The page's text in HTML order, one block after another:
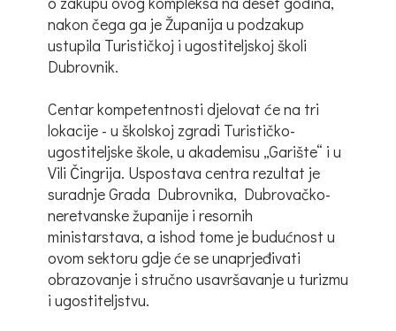
nakon čega ga je Županija u podzakup
ustupila Turističkoj i ugostiteljskoj školi
Dubrovnik.
Centar kompetentnosti djelovat će na tri
lokacije - u školskoj zgradi Turističko-
ugostiteljske škole, u akademisu „Garište“ i u
Vili Čingrija. Uspostava centra rezultat je
suradnje Grada Dubrovnika, Dubrovačko-
neretvanske županije i resornih
ministarstava, a ishod tome je budućnost u
ovom sektoru gdje će se unaprjeđivati
obrazovanje i stručno usavršavanje u turizmu
i ugostiteljstvu.